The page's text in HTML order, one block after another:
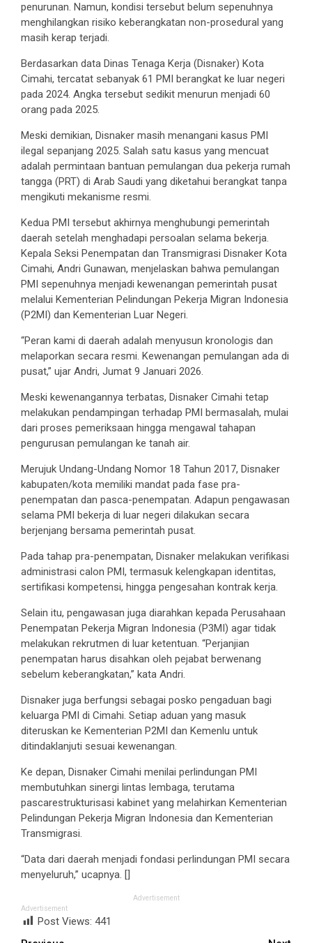
penurunan. Namun, kondisi tersebut belum sepenuhnya
menghilangkan risiko keberangkatan non-prosedural yang
masih kerap terjadi.
Berdasarkan data Dinas Tenaga Kerja (Disnaker) Kota
Cimahi, tercatat sebanyak 61 PMI berangkat ke luar negeri
pada 2024. Angka tersebut sedikit menurun menjadi 60
orang pada 2025.
Meski demikian, Disnaker masih menangani kasus PMI
ilegal sepanjang 2025. Salah satu kasus yang mencuat
adalah permintaan bantuan pemulangan dua pekerja rumah
tangga (PRT) di Arab Saudi yang diketahui berangkat tanpa
mengikuti mekanisme resmi.
Kedua PMI tersebut akhirnya menghubungi pemerintah
daerah setelah menghadapi persoalan selama bekerja.
Kepala Seksi Penempatan dan Transmigrasi Disnaker Kota
Cimahi, Andri Gunawan, menjelaskan bahwa pemulangan
PMI sepenuhnya menjadi kewenangan pemerintah pusat
melalui Kementerian Pelindungan Pekerja Migran Indonesia
(P2MI) dan Kementerian Luar Negeri.
“Peran kami di daerah adalah menyusun kronologis dan
melaporkan secara resmi. Kewenangan pemulangan ada di
pusat,” ujar Andri, Jumat 9 Januari 2026.
Meski kewenangannya terbatas, Disnaker Cimahi tetap
melakukan pendampingan terhadap PMI bermasalah, mulai
dari proses pemeriksaan hingga mengawal tahapan
pengurusan pemulangan ke tanah air.
Merujuk Undang-Undang Nomor 18 Tahun 2017, Disnaker
kabupaten/kota memiliki mandat pada fase pra-
penempatan dan pasca-penempatan. Adapun pengawasan
selama PMI bekerja di luar negeri dilakukan secara
berjenjang bersama pemerintah pusat.
Pada tahap pra-penempatan, Disnaker melakukan verifikasi
administrasi calon PMI, termasuk kelengkapan identitas,
sertifikasi kompetensi, hingga pengesahan kontrak kerja.
Selain itu, pengawasan juga diarahkan kepada Perusahaan
Penempatan Pekerja Migran Indonesia (P3MI) agar tidak
melakukan rekrutmen di luar ketentuan. “Perjanjian
penempatan harus disahkan oleh pejabat berwenang
sebelum keberangkatan,” kata Andri.
Disnaker juga berfungsi sebagai posko pengaduan bagi
keluarga PMI di Cimahi. Setiap aduan yang masuk
diteruskan ke Kementerian P2MI dan Kemenlu untuk
ditindaklanjuti sesuai kewenangan.
Ke depan, Disnaker Cimahi menilai perlindungan PMI
membutuhkan sinergi lintas lembaga, terutama
pascarestrukturisasi kabinet yang melahirkan Kementerian
Pelindungan Pekerja Migran Indonesia dan Kementerian
Transmigrasi.
“Data dari daerah menjadi fondasi perlindungan PMI secara
menyeluruh,” ucapnya. []
Advertisement
Advertisement
Post Views: 441